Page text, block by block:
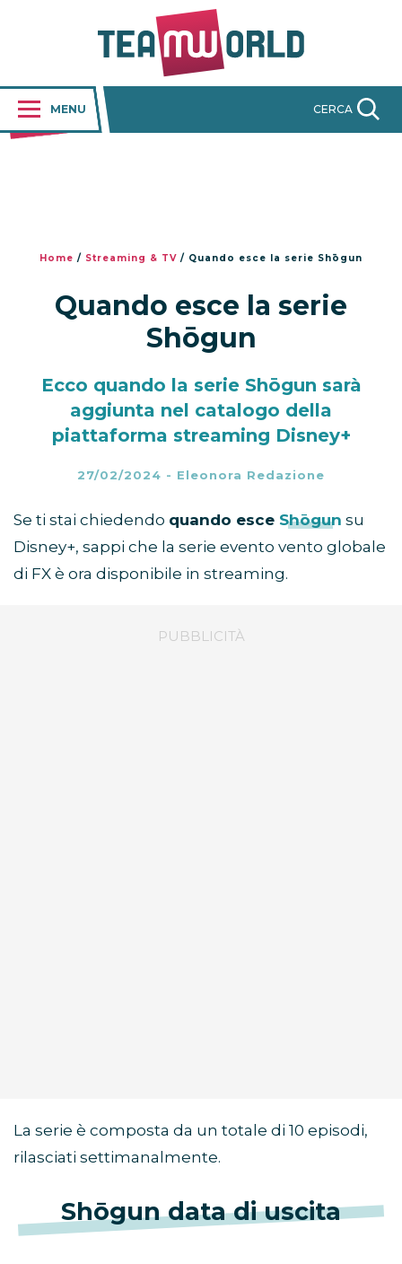
MENU CERCA
Home / Streaming & TV / Quando esce la serie Shōgun
Quando esce la serie
Shōgun
Ecco quando la serie Shōgun sarà
aggiunta nel catalogo della
piattaforma streaming Disney+
27/02/2024 - Eleonora Redazione
Se ti stai chiedendo quando esce Shōgun su
Disney+, sappi che la serie evento vento globale
di FX è ora disponibile in streaming.
La serie è composta da un totale di 10 episodi,
rilasciati settimanalmente.
Shōgun data di uscita